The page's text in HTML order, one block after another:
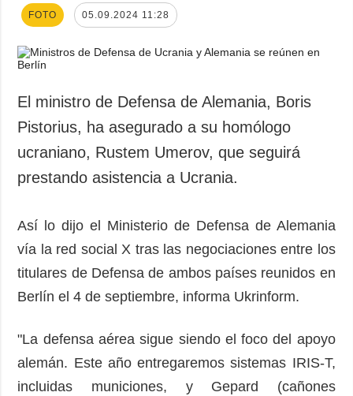
Reconstrucción
Política
Defensa
Sociedad y
Cultura
Deportes
Desastres y
emergencias
privacidad y
protección de
datos personales
ADICIONAL
Podcasts
Fotos
SERVICIOS
Suscripción
imágenes
FOTO 05.09.2024 11:28
El ministro de Defensa de Alemania, Boris
Pistorius, ha asegurado a su homólogo
ucraniano, Rustem Umerov, que seguirá
prestando asistencia a Ucrania.
Así lo dijo el Ministerio de Defensa de Alemania
vía la red social X tras las negociaciones entre los
titulares de Defensa de ambos países reunidos en
Berlín el 4 de septiembre, informa Ukrinform.
"La defensa aérea sigue siendo el foco del apoyo
alemán. Este año entregaremos sistemas IRIS-T,
incluidas municiones, y Gepard (cañones